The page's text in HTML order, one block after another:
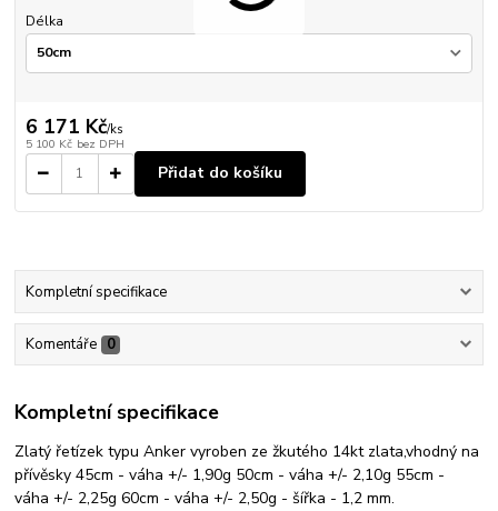
Délka
6 171 Kč/ks
5 100 Kč bez DPH
Přidat do košíku
Kompletní specifikace
Komentáře 0
Kompletní specifikace
Zlatý řetízek typu Anker vyroben ze žkutého 14kt zlata,vhodný na
přívěsky 45cm - váha +/- 1,90g 50cm - váha +/- 2,10g 55cm -
váha +/- 2,25g 60cm - váha +/- 2,50g - šířka - 1,2 mm.